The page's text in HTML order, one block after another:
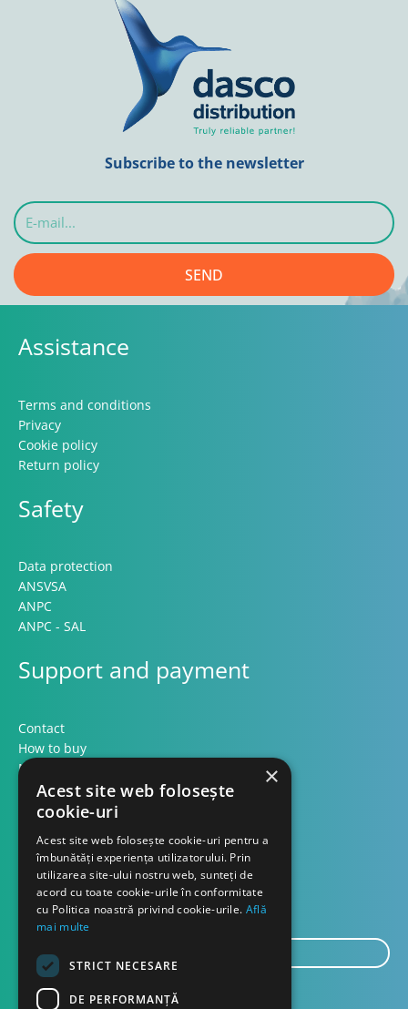
Subscribe to the newsletter
E-
mail...
SEND
Assistance
Terms and conditions
Privacy
Cookie policy
Return policy
Safety
Data protection
ANSVSA
ANPC
ANPC - SAL
Support and payment
Contact
How to buy
Methods of payment
Formular retur
Contact
About us
Blog
mail...
SEND
×
Acest site web folosește
cookie-uri
Acest site web folosește cookie-uri pentru a
îmbunătăți experiența utilizatorului. Prin
utilizarea site-ului nostru web, sunteți de
acord cu toate cookie-urile în conformitate
cu Politica noastră privind cookie-urile. Află
mai multe
STRICT NECESARE
DE PERFORMANȚĂ